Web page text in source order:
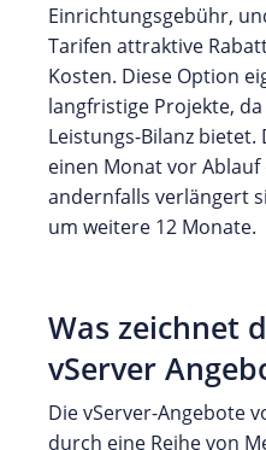
Einrichtungsgebühr,
Tarifen attraktive
Kosten. Diese Option
langfristige Projekte,
Leistungs-Bilanz
einen Monat vor
andernfalls verlängert
um weitere 12 Monate.
Was zeichnet
vServer
Die vServer-Angebote
durch eine Reihe von